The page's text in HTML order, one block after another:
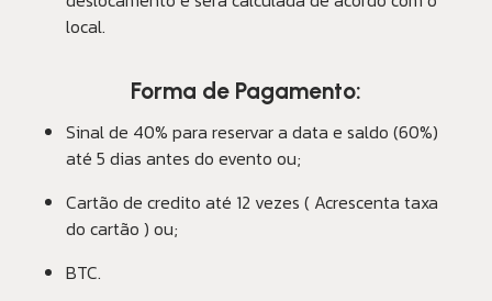
local.
Forma de Pagamento:
Sinal de 40% para reservar a data e saldo (60%)
até 5 dias antes do evento ou;
Cartão de credito até 12 vezes ( Acrescenta taxa
do cartão ) ou;
BTC.